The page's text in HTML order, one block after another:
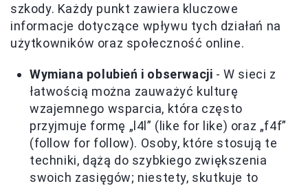
szkody. Każdy punkt zawiera kluczowe
informacje dotyczące wpływu tych działań na
użytkowników oraz społeczność online.
Wymiana polubień i obserwacji - W sieci z
łatwością można zauważyć kulturę
wzajemnego wsparcia, która często
przyjmuje formę „l4l” (like for like) oraz „f4f”
(follow for follow). Osoby, które stosują te
techniki, dążą do szybkiego zwiększenia
swoich zasięgów; niestety, skutkuje to